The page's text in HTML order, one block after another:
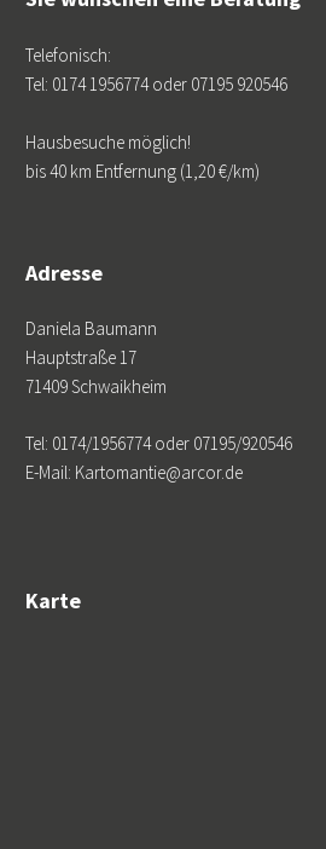
Telefonisch:
Tel: 0174 1956774 oder 07195 920546
Hausbesuche möglich!
bis 40 km Entfernung (1,20 €/km)
Adresse
Daniela Baumann
Hauptstraße 17
71409 Schwaikheim
Tel: 0174/1956774 oder 07195/920546
E-Mail: Kartomantie@arcor.de
Karte